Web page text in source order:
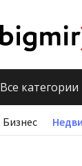
Все категории
Бизнес